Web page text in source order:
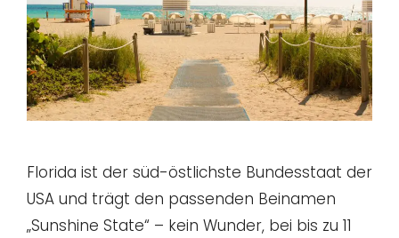
Florida ist der süd-östlichste Bundesstaat der
USA und trägt den passenden Beinamen
„Sunshine State“ – kein Wunder, bei bis zu 11